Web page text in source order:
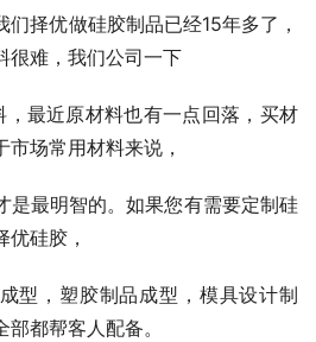
择优做硅胶制品已经15年多了，
很难，我们公司一下
最近原材料也有一点回落，买材
场常用材料来说，
是最明智的。如果您有需要定制硅
硅胶，
型，塑胶制品成型，模具设计制
都帮客人配备。